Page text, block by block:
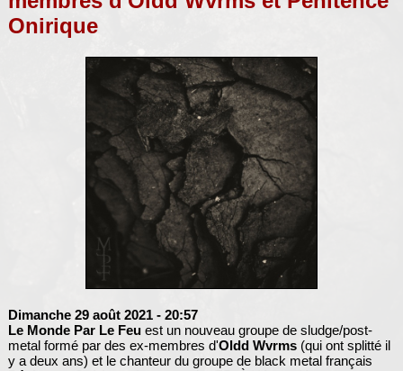
Onirique
Dimanche 29 août 2021 - 20:57
Le Monde Par Le Feuest un nouveau groupe de sludge/post-
metal formé par des ex-membres d'Oldd Wvrms(qui ont splitté il
y a deux ans) et le chanteur du groupe de black metal français